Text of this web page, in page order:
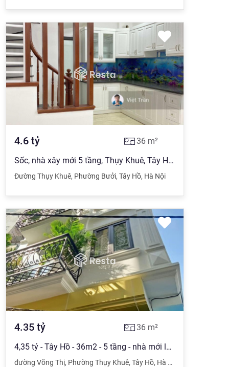
4.6 tỷ 36m²
Sốc, nhà xây mới 5 tầng, Thụy Khuê, Tây Hồ, DT 36m2 ngõ siêu nông, giá 4.6 tỷ
Đường Thụy Khuê, Phường Bưởi, Tây Hồ, Hà Nội
Hà Nội
4.35 tỷ 36m²
4,35 tỷ - Tây Hồ - 36m2 - 5 tầng - nhà mới lô góc, các phòng đều có cửa sổ, 6 phút đi bộ tới hồ
đường Võng Thị, Phường Thụy Khuê, Tây Hồ, Hà Nội